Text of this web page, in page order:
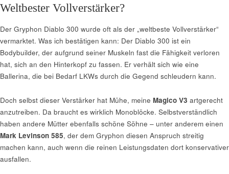
Weltbester Vollverstärker?
Der Gryphon Diablo 300 wurde oft als der „weltbeste Vollverstärker“
vermarktet. Was ich bestätigen kann: Der Diablo 300 ist ein
Bodybuilder, der aufgrund seiner Muskeln fast die Fähigkeit verloren
hat, sich an den Hinterkopf zu fassen. Er verhält sich wie eine
Ballerina, die bei Bedarf LKWs durch die Gegend schleudern kann.
Doch selbst dieser Verstärker hat Mühe, meine Magico V3 artgerecht
anzutreiben. Da braucht es wirklich Monoblöcke. Selbstverständlich
haben andere Mütter ebenfalls schöne Söhne – unter anderem einen
Mark Levinson 585, der dem Gryphon diesen Anspruch streitig
machen kann, auch wenn die reinen Leistungsdaten dort konservativer
ausfallen.